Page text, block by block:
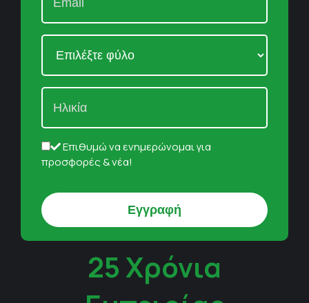
Επιθυμώ να ενημερώνομαι για
προσφορές & νέα!
25 Χρόνια